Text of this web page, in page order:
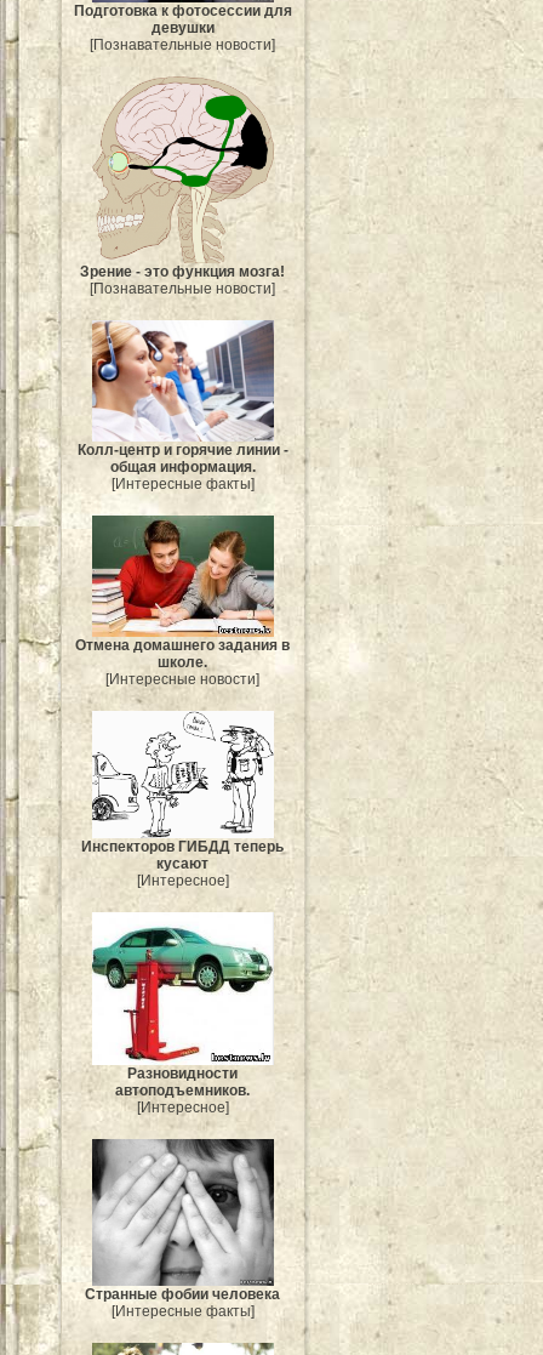
Подготовка к фотосессии для
девушки
[Познавательные новости]
Зрение - это функция мозга!
[Познавательные новости]
Колл-центр и горячие линии -
общая информация.
[Интересные факты]
Отмена домашнего задания в
школе.
[Интересные новости]
Инспекторов ГИБДД теперь
кусают
[Интересное]
Разновидности
автоподъемников.
[Интересное]
Странные фобии человека
[Интересные факты]